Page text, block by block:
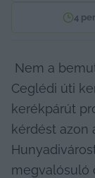
4
Ceglédi úti
kerékpárút
kérdést azon
megvalósuló